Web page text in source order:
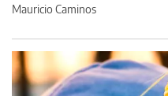
Mauricio Caminos